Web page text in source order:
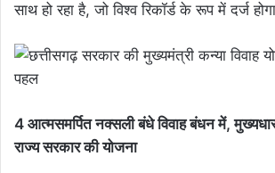
साथ हो रहा है, जो विश्व रिकॉर्ड के रूप में दर्ज
4 आत्मसमर्पित नक्सली बंधे विवाह बंधन में,
राज्य सरकार की योजना